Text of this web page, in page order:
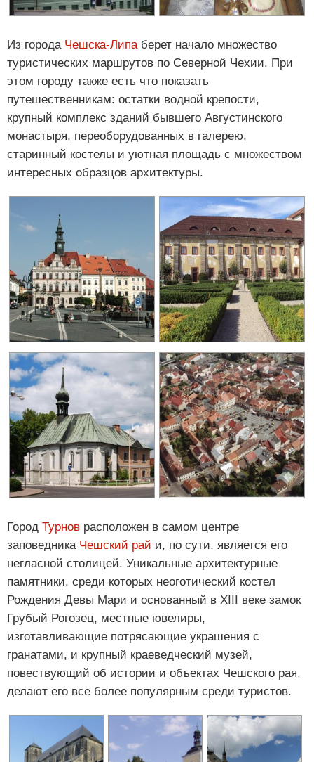
Из города Чешска-Липаберет начало множество
туристических маршрутов по Северной Чехии. При
этом городу также есть что показать
путешественникам: остатки водной крепости,
крупный комплекс зданий бывшего Августинского
монастыря, переоборудованных в галерею,
старинный костелы и уютная площадь с множеством
интересных образцов архитектуры.
Город Турнов расположен в самом центре
заповедника Чешский рай и, по сути, является его
негласной столицей. Уникальные архитектурные
памятники, среди которых неоготический костел
Рождения Девы Мари и основанный в XIII веке замок
Грубый Рогозец, местные ювелиры,
изготавливающие потрясающие украшения с
гранатами, и крупный краеведческий музей,
повествующий об истории и объектах Чешского рая,
делают его все более популярным среди туристов.